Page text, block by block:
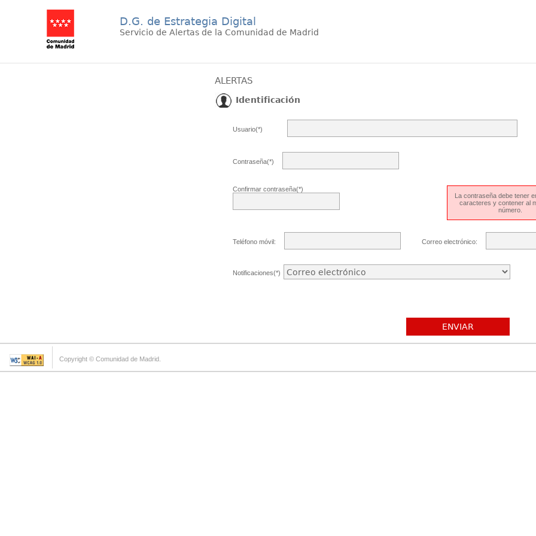
D.G. de Estrategia Digital
Servicio de Alertas de la Comunidad de Madrid
ALERTAS
Identificación
Usuario(*)
Contraseña(*)
Confirmar contraseña(*)
La contraseña debe tener
caracteres y contener al
número.
Teléfono móvil: Correo electrónico:
Notificaciones(*)
ENVIAR
Copyright © Comunidad de Madrid.